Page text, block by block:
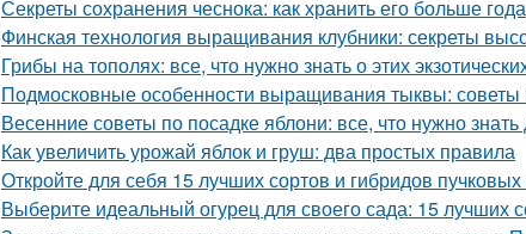
Секреты сохранения чеснока: как хранить его больше года
Финская технология выращивания клубники: секреты
Грибы на тополях: все, что нужно знать о этих
Подмосковные особенности выращивания тыквы: советы
Весенние советы по посадке яблони: все, что нужно
Как увеличить урожай яблок и груш: два простых правила
Откройте для себя 15 лучших сортов и гибридов пучковых
Выберите идеальный огурец для своего сада: 15 лучших